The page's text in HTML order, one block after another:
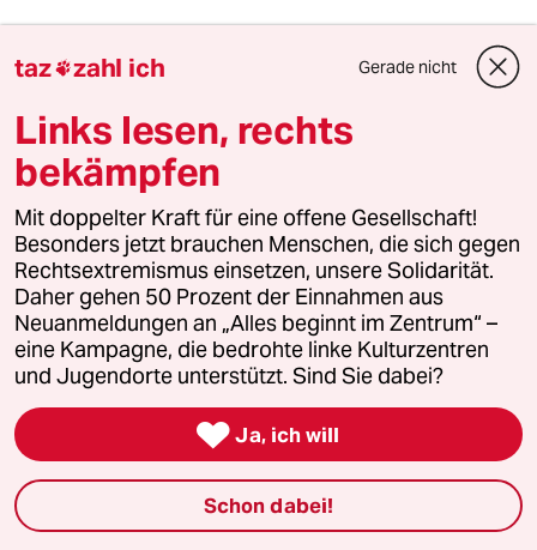
3 Pinkeln im See
4 Wehrplicht in Deutschland
Zwangsdienst ist nie gut, auch nicht für
eine gute Sache
5 Teuer, unökologisch und krankmachend?
Sind Klimaanlagen böse?
6 Bedrohung der liberalen Demokratie
Macht es bum in Sachsen-Anhalt?
taz zahl ich Gerade nicht
Links lesen, rechts
bekämpfen
Mit doppelter Kraft für eine offene Gesellschaft!
Besonders jetzt brauchen Menschen, die sich gegen
Rechtsextremismus einsetzen, unsere Solidarität.
Daher gehen 50 Prozent der Einnahmen aus
Neuanmeldungen an „Alles beginnt im Zentrum“ –
eine Kampagne, die bedrohte linke Kulturzentren
und Jugendorte unterstützt. Sind Sie dabei?
 Ja, ich will
Schon dabei!